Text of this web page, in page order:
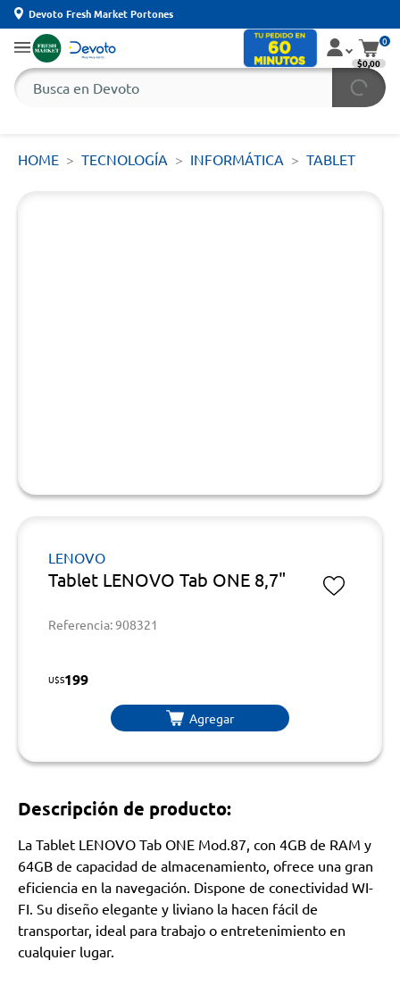
Devoto Fresh Market Portones
0
$0,00
HOME TECNOLOGÍA INFORMÁTICA TABLET
LENOVO
Tablet LENOVO Tab ONE 8,7"
Referencia: 908321
U$S199
Agregar
Descripción de producto:
La Tablet LENOVO Tab ONE Mod.87, con 4GB de RAM y
64GB de capacidad de almacenamiento, ofrece una gran
eficiencia en la navegación. Dispone de conectividad WI-
FI. Su diseño elegante y liviano la hacen fácil de
transportar, ideal para trabajo o entretenimiento en
cualquier lugar.